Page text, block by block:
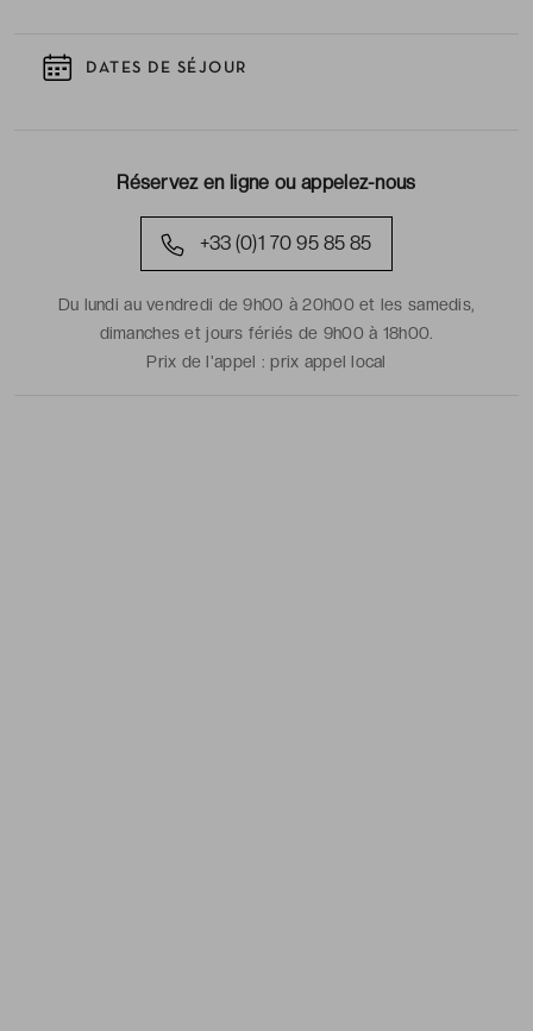
DATES DE SÉJOUR
Réservez en ligne ou appelez-nous
+33 (0)1 70 95 85 85
Du lundi au vendredi de 9h00 à 20h00 et les samedis,
dimanches et jours fériés de 9h00 à 18h00.
Prix de l'appel :prix appel local